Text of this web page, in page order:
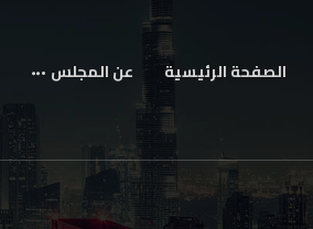
الصفحة الرئيسية عن المجلس